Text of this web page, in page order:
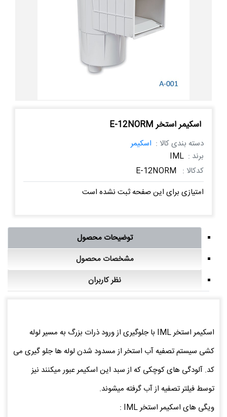
اسکیمر استخر E-12NORM
دسته بندی کالا : اسکیمر
برند : IML
کدکالا : E-12NORM
امتیازی برای این صفحه ثبت نشده است
توضیحات محصول
مشخصات محصول
نظر کاربران
اسکیمر استخر IML با جلوگیری از ورود ذرات بزرگ به مسیر لوله
کشی سیستم تصفیه آب استخر از مسدود شدن لوله ها جلو گیری می
کد. آلودگی های کوچکی که از سبد این اسکیمر عبور میکنند نیز
توسط فیلتر تصفیه از آب گرفته میشوند.
ویگی های اسکیمر استخر IML :